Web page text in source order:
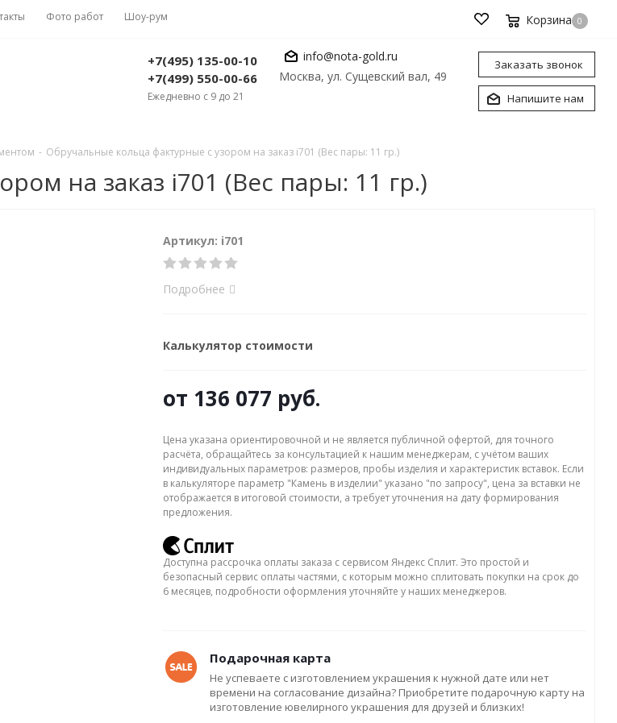
Фото работ Шоу-рум Корзина 0
+7(495) 135-00-10
+7(499) 550-00-66
Ежедневно с 9 до 21
info@nota-gold.ru
Москва, ул. Сущевский вал, 49
Заказать звонок
Напишите нам
- Обручальные кольца фактурные с узором на заказ i701 (Вес пары: 11 гр.)
на заказ i701 (Вес пары: 11 гр.)
Артикул: i701
Подробнее
Калькулятор стоимости
от 136 077 руб.
Цена указана ориентировочной и не является публичной офертой, для точного
расчёта, обращайтесь за консультацией к нашим менеджерам, с учётом ваших
индивидуальных параметров: размеров, пробы изделия и характеристик вставок. Если
в калькуляторе параметр "Камень в изделии" указано "по запросу", цена за вставки не
отображается в итоговой стоимости, а требует уточнения на дату формирования
предложения.
Доступна рассрочка оплаты заказа с сервисом Яндекс Сплит. Это простой и
безопасный сервис оплаты частями, с которым можно сплитовать покупки на срок до
6 месяцев, подробности оформления уточняйте у наших менеджеров.
Подарочная карта
Не успеваете с изготовлением украшения к нужной дате или нет
времени на согласование дизайна? Приобретите подарочную карту на
изготовление ювелирного украшения для друзей и близких!